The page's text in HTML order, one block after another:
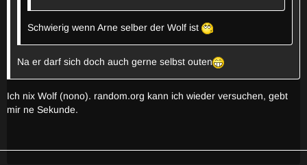
Schwierig wenn Arne selber der Wolf ist
Na er darf sich doch auch gerne selbst outen
Ich nix Wolf (nono). random.org kann ich wieder versuchen, gebt
mir ne Sekunde.